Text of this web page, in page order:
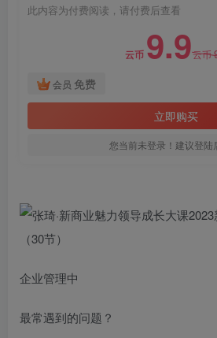
此内容为付费阅读，请付费后查看
云币 9.9云币
会员 免费
立即购买
您当前未登录！建议登
企业管理中
最常遇到的问题？